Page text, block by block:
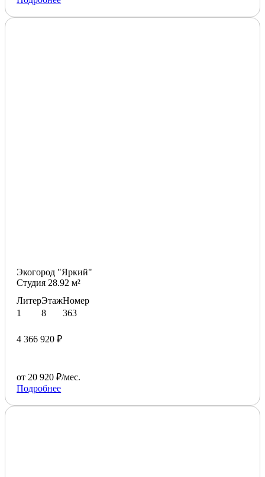
Экогород "Яркий"
Студия 28.92 м²
Литер
1
Этаж
8
Номер
363
4 366 920 ₽
от 20 920 ₽/мес.
Подробнее